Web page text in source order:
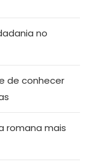
no
de conhecer
romana mais